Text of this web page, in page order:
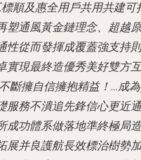
順及惠全用戶共用共建可
塑通風黃金鏈理念、超越原
性從而發揮成覆蓋強支持則
實現最終造優秀美好雙方互
斷擁自信擁抱精益！…成
服務不潰追先鋒信心更近通
成功體系做落地準終極局造
展并良護航長效標治樹勢加